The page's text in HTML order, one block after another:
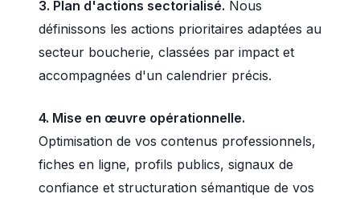
3. Plan d'actions sectorialisé. Nous
définissons les actions prioritaires adaptées au
secteur boucherie, classées par impact et
accompagnées d'un calendrier précis.
4. Mise en œuvre opérationnelle.
Optimisation de vos contenus professionnels,
fiches en ligne, profils publics, signaux de
confiance et structuration sémantique de vos